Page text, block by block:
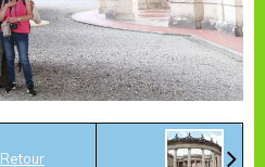
Retour